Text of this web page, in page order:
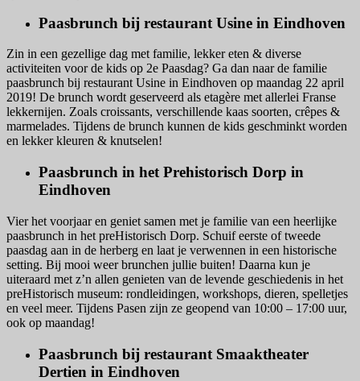
Paasbrunch bij restaurant Usine in Eindhoven
Zin in een gezellige dag met familie, lekker eten & diverse
activiteiten voor de kids op 2e Paasdag? Ga dan naar de familie
paasbrunch bij restaurant Usine in Eindhoven op maandag 22 april
2019! De brunch wordt geserveerd als etagère met allerlei Franse
lekkernijen. Zoals croissants, verschillende kaas soorten, crêpes &
marmelades. Tijdens de brunch kunnen de kids geschminkt worden
en lekker kleuren & knutselen!
Paasbrunch in het Prehistorisch Dorp in
Eindhoven
Vier het voorjaar en geniet samen met je familie van een heerlijke
paasbrunch in het preHistorisch Dorp. Schuif eerste of tweede
paasdag aan in de herberg en laat je verwennen in een historische
setting. Bij mooi weer brunchen jullie buiten! Daarna kun je
uiteraard met z’n allen genieten van de levende geschiedenis in het
preHistorisch museum: rondleidingen, workshops, dieren, spelletjes
en veel meer. Tijdens Pasen zijn ze geopend van 10:00 – 17:00 uur,
ook op maandag!
Paasbrunch bij restaurant Smaaktheater
Dertien in Eindhoven